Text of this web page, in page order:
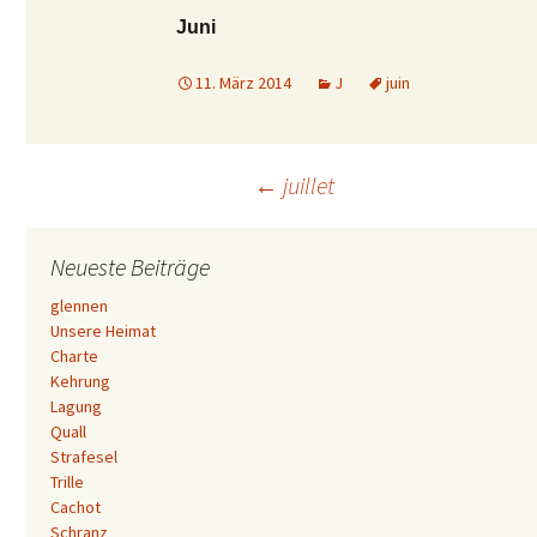
Juni
11. März 2014 J juin
Beitrags-
Navigation
← juillet
Neueste Beiträge
glennen
Unsere Heimat
Charte
Kehrung
Lagung
Quall
Strafesel
Trille
Cachot
Schranz